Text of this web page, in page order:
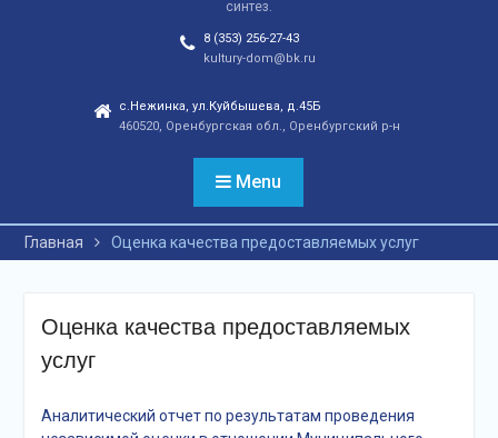
отношений, а также
сохранения
этнокультурного
народной культуры
незаметно вышли на
и это доказано большой
творческих коллективов
села и большой
разыграна
участие, получили
ценные призы от
синтез.
8 (353) 256-27-43
kultury-dom@bk.ru
с.Нежинка, ул.Куйбышева, д.45Б
460520, Оренбургская обл., Оренбургский р-н
Menu
Главная Оценка качества предоставляемых услуг
Оценка качества предоставляемых
услуг
Аналитический отчет по результатам проведения